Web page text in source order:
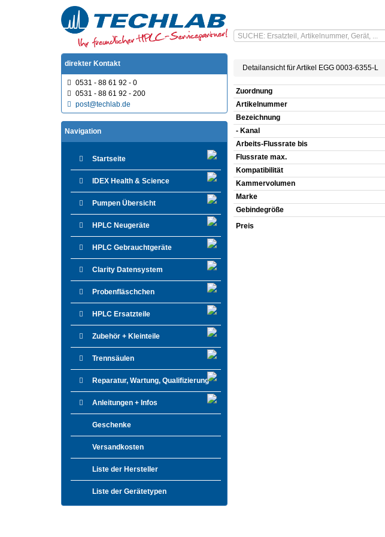
direkter Kontakt
0531 - 88 61 92 - 0
0531 - 88 61 92 - 200
post@techlab.de
Navigation
Startseite
IDEX Health & Science
Pumpen Übersicht
HPLC Neugeräte
HPLC Gebrauchtgeräte
Clarity Datensystem
Probenfläschchen
HPLC Ersatzteile
Zubehör + Kleinteile
Trennsäulen
Reparatur, Wartung, Qualifizierung
Anleitungen + Infos
Geschenke
Versandkosten
Liste der Hersteller
Liste der Gerätetypen
Detailansicht für Artikel EGG 0003-6355-L
Zuordnung
Artikelnummer
Bezeichnung
- Kanal
Arbeits-Flussrate bis
Flussrate max.
Kompatibilität
Kammervolumen
Marke
Gebindegröße
Preis